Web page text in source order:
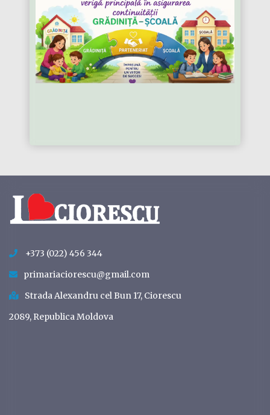
+373 (022) 456 344
primariaciorescu@gmail.com
Strada Alexandru cel Bun 17, Ciorescu
2089, Republica Moldova